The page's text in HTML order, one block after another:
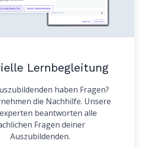
Lernbegleitung
haben Fragen?
die Nachhilfe. Unsere
beantworten alle
Fragen deiner
Auszubildenden.